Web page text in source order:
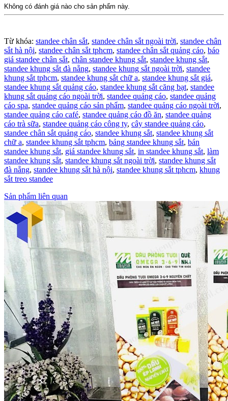
Không có đánh giá nào cho sản phẩm này.
Từ khóa: standee chân sắt, standee chân sắt ngoài trời, standee chân
sắt hà nội, standee chân sắt tphcm, standee chân sắt quảng cáo, báo
giá standee chân sắt, chân standee khung sắt, standee khung sắt,
standee khung sắt đà nẵng, standee khung sắt ngoài trời, standee
khung sắt tphcm, standee khung sắt chữ a, standee khung sắt giá,
standee khung sắt quảng cáo, standee khung sắt căng bạt, standee
khung sắt quảng cáo ngoài trời, standee quảng cáo, standee quảng
cáo spa, standee quảng cáo sản phẩm, standee quảng cáo ngoài trời,
standee quảng cáo café, standee quảng cáo đồ ăn, standee quảng
cáo trà sữa, standee quảng cáo công ty, cây standee quảng cáo,
standee chân sắt quảng cáo, standee khung sắt, standee khung sắt
chữ a, standee khung sắt tphcm, bảng standee khung sắt, bán
standee khung sắt, giá standee khung sắt, in standee khung sắt, làm
standee khung sắt, standee khung sắt ngoài trời, standee khung sắt
đà nẵng, standee khung sắt hà nội, standee khung sắt tphcm, khung
sắt treo standee
Sản phẩm liên quan